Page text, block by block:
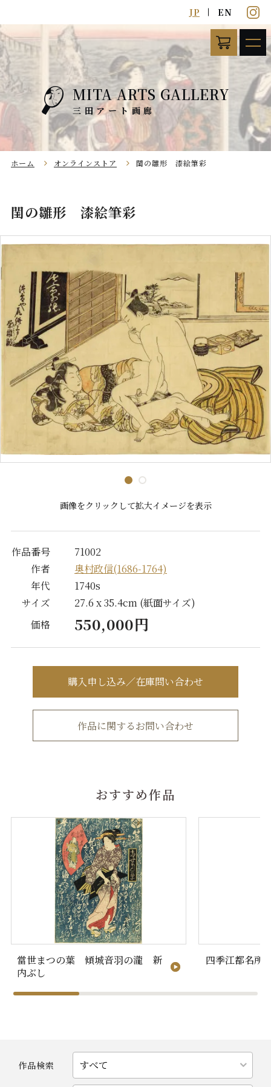
JP EN
MITA ARTS GALLERY
ホーム オンラインストア 閨の雛形 漆絵筆彩
閨の雛形 漆絵筆彩
画像をクリックして拡大イメージを表示
作品番号
71002
作者
奥村政信(1686-1764)
年代
1740s
サイズ
27.6 x 35.4cm (紙面サイズ)
価格
550,000円
購入申し込み／在庫問い合わせ
作品に関するお問い合わせ
おすすめ作品
當世まつの葉 傾城音羽の瀧 新
内ぶし
四季江都名
作品検索